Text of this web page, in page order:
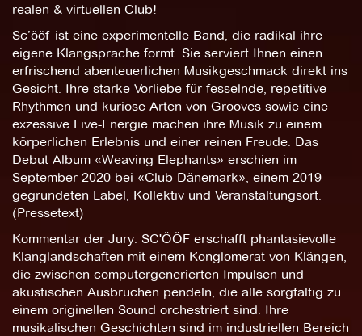
realen & virtuellen Club!
Sc’ööf ist eine experimentelle Band, die radikal ihre
eigene Klangsprache formt. Sie serviert Ihnen einen
erfrischend abenteuerlichen Musikgeschmack direkt ins
Gesicht. Ihre starke Vorliebe für fesselnde, repetitive
Rhythmen und kuriose Arten von Grooves sowie eine
exzessive Live-Energie machen ihre Musik zu einem
körperlichen Erlebnis und einer reinen Freude. Das
Debut Album «Weaving Elephants» erschien im
September 2020 bei «Club Dänemark», einem 2019
gegründeten Label, Kollektiv und Veranstaltungsort.
(Pressetext)
Kommentar der Jury: SC'ÖÖF erschafft phantasievolle
Klanglandschaften mit einem Konglomerat von Klängen,
die zwischen computergenerierten Impulsen und
akustischen Ausbrüchen pendeln, die alle sorgfältig zu
einem originellen Sound orchestriert sind. Ihre
musikalischen Geschichten sind im industriellen Bereich